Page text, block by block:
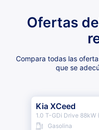
Ofertas
Compara todas las
que se
Kia XCeed
1.0 T-GDi Drive 88kW
Gasolina